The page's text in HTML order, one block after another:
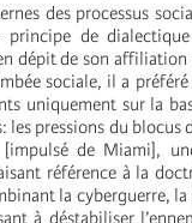
des processus
de
dépit de son affiliation
sociale, il a
uniquement sur la
les pressions du blocus
de Miami],
référence à la
la cyberguerre,
à déstabiliser